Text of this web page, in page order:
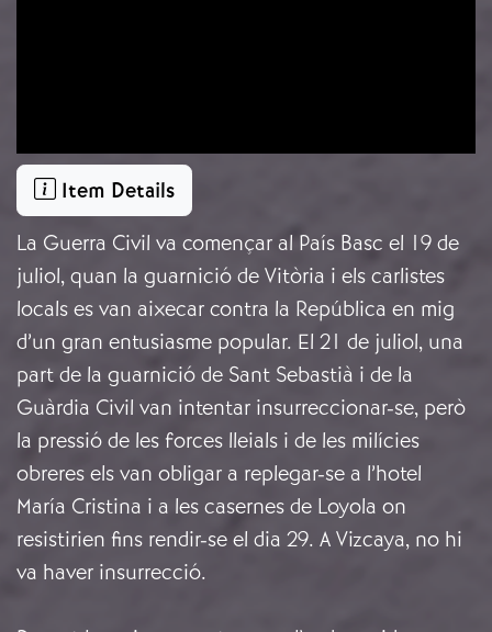
Item Details
La Guerra Civil va començar al País Basc el 19 de
juliol, quan la guarnició de Vitòria i els carlistes
locals es van aixecar contra la República en mig
d’un gran entusiasme popular. El 21 de juliol, una
part de la guarnició de Sant Sebastià i de la
Guàrdia Civil van intentar insurreccionar-se, però
la pressió de les forces lleials i de les milícies
obreres els van obligar a replegar-se a l’hotel
María Cristina i a les casernes de Loyola on
resistirien fins rendir-se el dia 29. A Vizcaya, no hi
va haver insurrecció.